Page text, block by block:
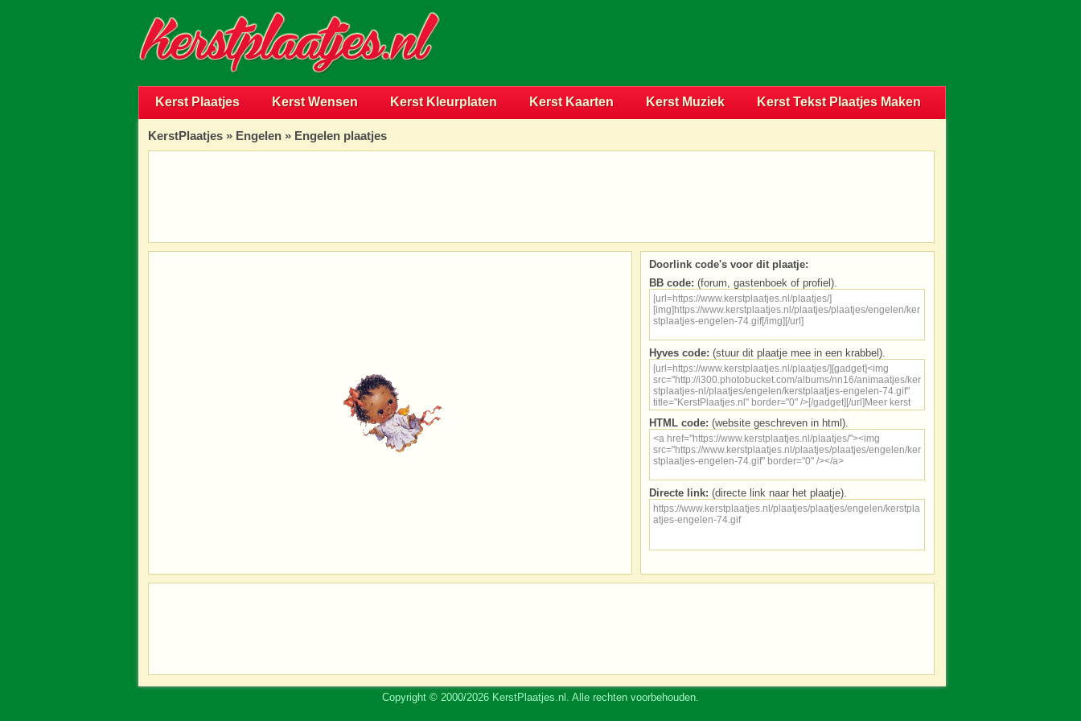
Kerst Plaatjes Kerst Wensen Kerst Kleurplaten Kerst Kaarten Kerst Muziek Kerst Tekst Plaatjes Maken
KerstPlaatjes » Engelen » Engelen plaatjes
Doorlink code's voor dit plaatje:
BB code: (forum, gastenboek of profiel).
Hyves code: (stuur dit plaatje mee in een krabbel).
HTML code: (website geschreven in html).
Directe link: (directe link naar het plaatje).
Copyright © 2000/2026 KerstPlaatjes.nl. Alle rechten voorbehouden.